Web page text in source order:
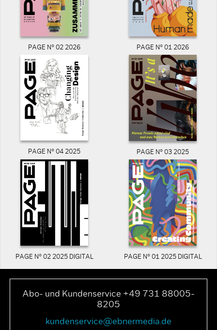
PAGE N° 02 2026 PAGE N° 01 2026
PAGE N° 04 2025 PAGE N° 03 2025
PAGE N° 02 2025 DIGITAL PAGE N° 01 2025 DIGITAL
Abo- und Kundenservice +49 731 88005-
8205
kundenservice@ebnermedia.de